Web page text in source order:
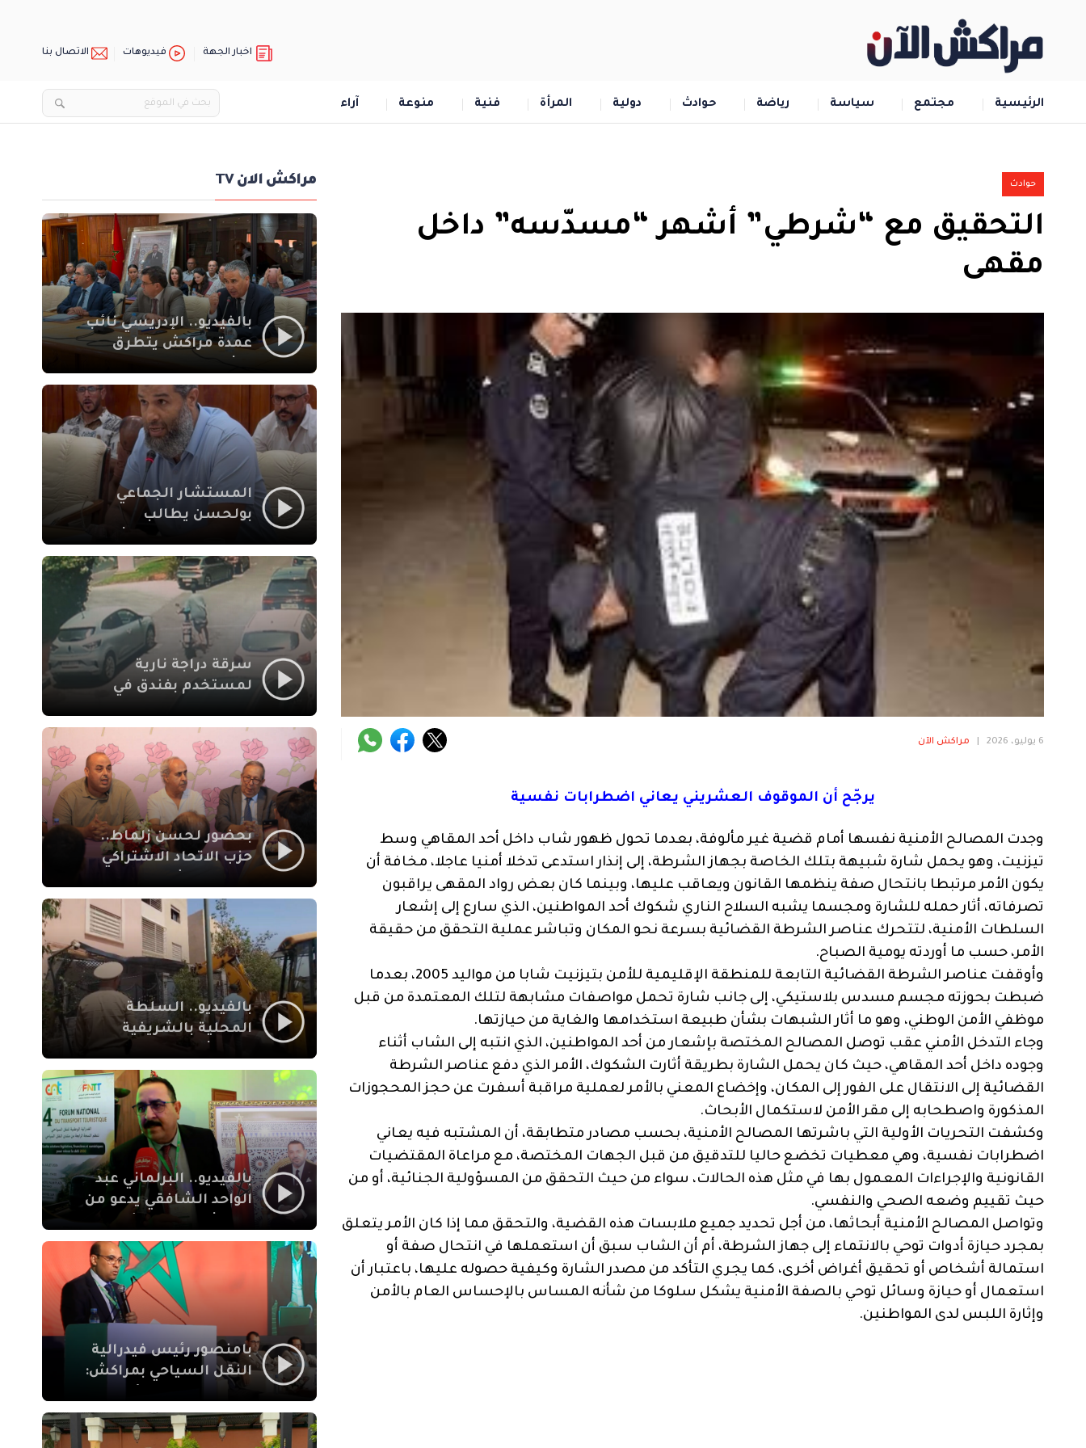
اخبار الجهة فيديوهات الاتصال بنا
الرئيسية مجتمع سياسة رياضة حوادث دولية المرأة فنية منوعة آراء
حوادث
التحقيق مع “شرطي” أشهر “مسدّسه” داخل
مقهى
6 يوليو، 2026 مراكش الآن
يرجّح أن الموقوف العشريني يعاني اضطرابات نفسية
وجدت المصالح الأمنية نفسها أمام قضية غير مألوفة، بعدما تحول ظهور شاب داخل أحد المقاهي وسط
تيزنيت، وهو يحمل شارة شبيهة بتلك الخاصة بجهاز الشرطة، إلى إنذار استدعى تدخلا أمنيا عاجلا، مخافة أن
يكون الأمر مرتبطا بانتحال صفة ينظمها القانون ويعاقب عليها، وبينما كان بعض رواد المقهى يراقبون
تصرفاته، أثار حمله للشارة ومجسما يشبه السلاح الناري شكوك أحد المواطنين، الذي سارع إلى إشعار
السلطات الأمنية، لتتحرك عناصر الشرطة القضائية بسرعة نحو المكان وتباشر عملية التحقق من حقيقة
الأمر، حسب ما أوردته يومية الصباح.
وأوقفت عناصر الشرطة القضائية التابعة للمنطقة الإقليمية للأمن بتيزنيت شابا من مواليد 2005، بعدما
ضبطت بحوزته مجسم مسدس بلاستيكي، إلى جانب شارة تحمل مواصفات مشابهة لتلك المعتمدة من قبل
موظفي الأمن الوطني، وهو ما أثار الشبهات بشأن طبيعة استخدامها والغاية من حيازتها.
وجاء التدخل الأمني عقب توصل المصالح المختصة بإشعار من أحد المواطنين، الذي انتبه إلى الشاب أثناء
وجوده داخل أحد المقاهي، حيث كان يحمل الشارة بطريقة أثارت الشكوك، الأمر الذي دفع عناصر الشرطة
القضائية إلى الانتقال على الفور إلى المكان، وإخضاع المعني بالأمر لعملية مراقبة أسفرت عن حجز المحجوزات
المذكورة واصطحابه إلى مقر الأمن لاستكمال الأبحاث.
وكشفت التحريات الأولية التي باشرتها المصالح الأمنية، بحسب مصادر متطابقة، أن المشتبه فيه يعاني
اضطرابات نفسية، وهي معطيات تخضع حاليا للتدقيق من قبل الجهات المختصة، مع مراعاة المقتضيات
القانونية والإجراءات المعمول بها في مثل هذه الحالات، سواء من حيث التحقق من المسؤولية الجنائية، أو من
حيث تقييم وضعه الصحي والنفسي.
وتواصل المصالح الأمنية أبحاثها، من أجل تحديد جميع ملابسات هذه القضية، والتحقق مما إذا كان الأمر يتعلق
بمجرد حيازة أدوات توحي بالانتماء إلى جهاز الشرطة، أم أن الشاب سبق أن استعملها في انتحال صفة أو
استمالة أشخاص أو تحقيق أغراض أخرى، كما يجري التأكد من مصدر الشارة وكيفية حصوله عليها، باعتبار أن
استعمال أو حيازة وسائل توحي بالصفة الأمنية يشكل سلوكا من شأنه المساس بالإحساس العام بالأمن
وإثارة اللبس لدى المواطنين.
مراكش الان TV
بالفيديو.. الإدريسي نائب
عمدة مراكش يتطرق
الاجتماعي في نقل
المحطة الطرقية إلى
العزوزية
المستشار الجماعي
بولحسن يطالب
أشغال شارع علال
الفاسي بمراكش
سرقة دراجة نارية
لمستخدم بفندق في
بمراكش
بحضور لحسن زلماط..
حزب الاتحاد الاشتراكي
مقراً بمقاطعة سيدي
يوسف بن علي مراكش
بالفيديو.. السلطة
المحلية بالشريفية
بنايات غير قانونية بإقامة
الإيمان
بالفيديو.. البرلماني عبد
الواحد الشافقي يدعو من
النقل السياحي لمواكبة
بامنصور رئيس فيدرالية
النقل السياحي بمراكش:
والاصلاح التشريعي
ركيزتان أساسيتان لكسب